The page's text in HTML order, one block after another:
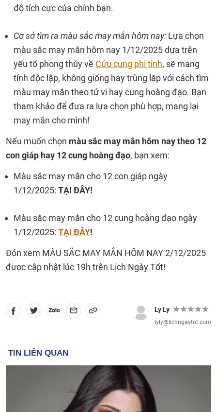
độ tích cực của chính bạn.
Cơ sở tìm ra màu sắc may mắn hôm nay: Lựa chọn
màu sắc may mắn hôm nay 1/12/2025 dựa trên
yếu tố phong thủy về Cửu cung phi tinh, sẽ mang
tính độc lập, không giống hay trùng lặp với cách tìm
màu may mắn theo tử vi hay cung hoàng đạo. Bạn
tham khảo để đưa ra lựa chọn phù hợp, mang lại
may mắn cho mình!
Nếu muốn chọn màu sắc may mắn hôm nay theo 12
con giáp hay 12 cung hoàng đạo, bạn xem:
Màu sắc may mắn cho 12 con giáp ngày
1/12/2025: TẠI ĐÂY!
Màu sắc may mắn cho 12 cung hoàng đạo ngày
1/12/2025: TẠI ĐÂY!
Đón xem MÀU SẮC MAY MẮN HÔM NAY 2/12/2025
được cập nhật lúc 19h trên Lịch Ngày Tốt!
Ly Ly
lyly@lichngaytot.com